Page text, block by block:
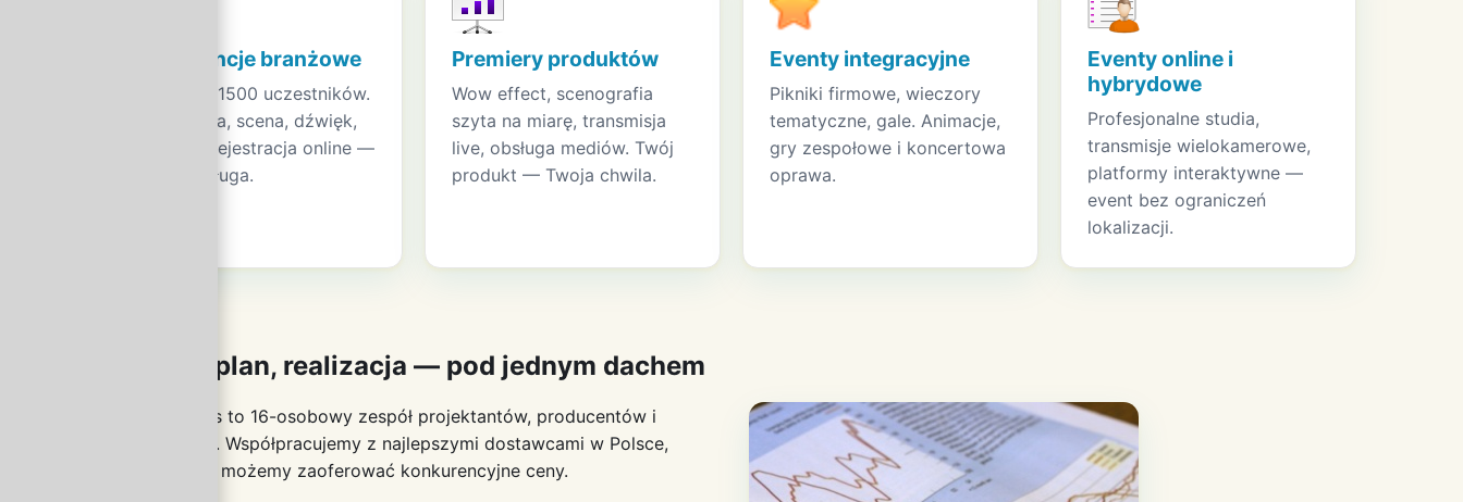
Konferencje branżowe
Od 50 do 1500 uczestników.
Lokalizacja, scena, dźwięk,
catering, rejestracja online —
pełna obsługa.
Premiery produktów
Wow effect, scenografia
szyta na miarę, transmisja
live, obsługa mediów. Twój
produkt — Twoja chwila.
Eventy integracyjne
Pikniki firmowe, wieczory
tematyczne, gale. Animacje,
gry zespołowe i koncertowa
oprawa.
Eventy online i
hybrydowe
Profesjonalne studia,
transmisje wielokamerowe,
platformy interaktywne —
event bez ograniczeń
lokalizacji.
Pomysł, plan, realizacja — pod jednym dachem
Yellow Events to 16-osobowy zespół projektantów, producentów i
technicznych. Współpracujemy z najlepszymi dostawcami w Polsce,
dzięki czemu możemy zaoferować konkurencyjne ceny.